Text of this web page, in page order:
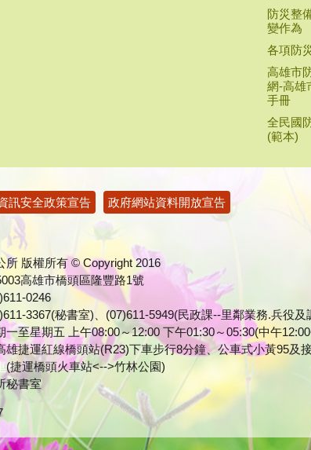
防災整
變作為
各項防
高雄市
網-高雄
手冊
全民國
(範本)
訊安全政策宣告 政府網站資料開放宣告
所 版權所有 © Copyright 2016
高雄市橋頭區隆豐路1號
0246
3367(秘書室)、(07)611-5949(民政課--里鄰業務.兵役
一至星期五 上午08:00～12:00 下午01:30～05:30(中午
雄捷運紅線橋頭站(R23)下車步行8分鐘、公車式小黃95
(捷運橋頭火車站<-->竹林公園)
秘書室